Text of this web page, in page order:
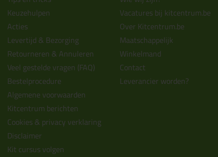
Keuzehulpen
Acties
Levertijd & Bezorging
Retourneren & Annuleren
Veel gestelde vragen (FAQ)
Bestelprocedure
Algemene voorwaarden
Kitcentrum berichten
Cookies & privacy verklaring
Disclaimer
Kit cursus volgen
Vacatures bij kitcentrum.be
Over Kitcentrum.be
Maatschappelijk
Winkelmand
Contact
Leverancier worden?